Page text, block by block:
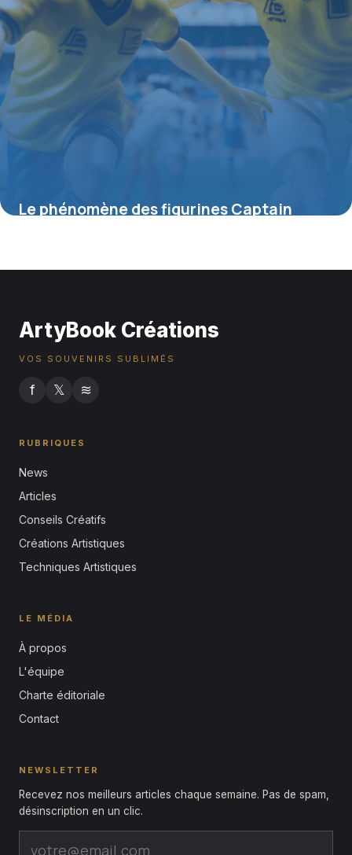
Le phénomène des figurines Captain
ArtyBook Créations
VOS SOUVENIRS SUBLIMÉS
f 𝕏 ≋
RUBRIQUES
News
Articles
Conseils Créatifs
Créations Artistiques
Techniques Artistiques
LE MÉDIA
À propos
L'équipe
Charte éditoriale
Contact
NEWSLETTER
Recevez nos meilleurs articles chaque semaine. Pas de spam,
désinscription en un clic.